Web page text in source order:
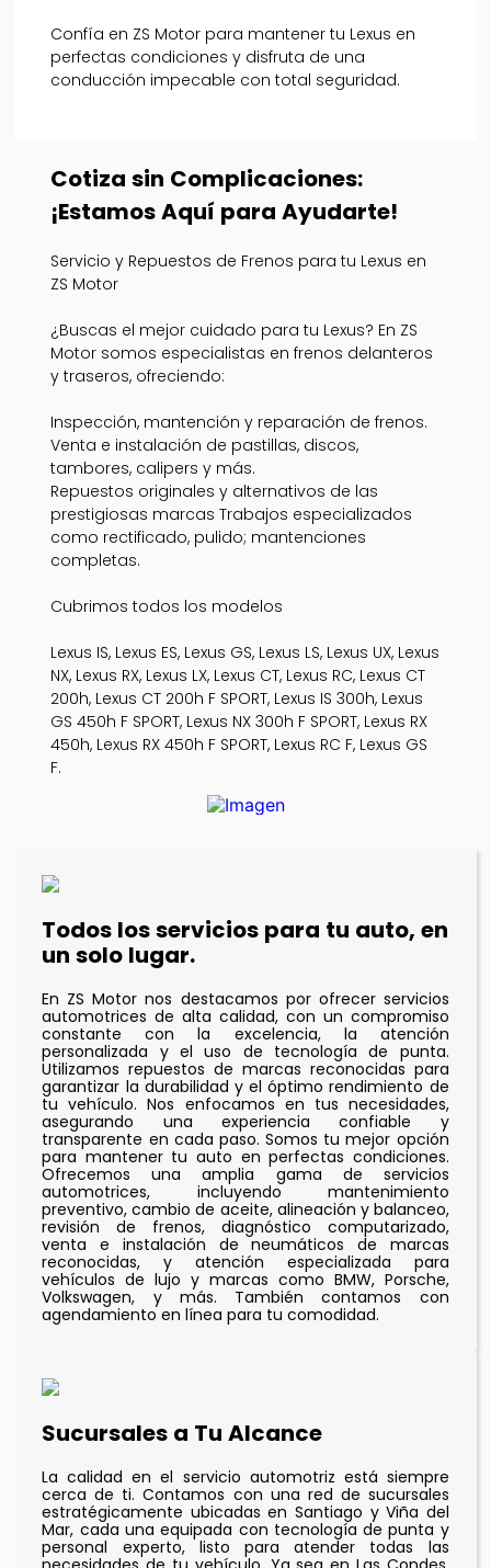
Confía en ZS Motor para mantener tu Lexus en
perfectas condiciones y disfruta de una
conducción impecable con total seguridad.
Cotiza sin Complicaciones:
¡Estamos Aquí para Ayudarte!
Servicio y Repuestos de Frenos para tu Lexus en
ZS Motor
¿Buscas el mejor cuidado para tu Lexus? En ZS
Motor somos especialistas en frenos delanteros
y traseros, ofreciendo:
Inspección, mantención y reparación de frenos.
Venta e instalación de pastillas, discos,
tambores, calipers y más.
Repuestos originales y alternativos de las
prestigiosas marcas Trabajos especializados
como rectificado, pulido; mantenciones
completas.
Cubrimos todos los modelos
Lexus IS, Lexus ES, Lexus GS, Lexus LS, Lexus UX, Lexus
NX, Lexus RX, Lexus LX, Lexus CT, Lexus RC, Lexus CT
200h, Lexus CT 200h F SPORT, Lexus IS 300h, Lexus
GS 450h F SPORT, Lexus NX 300h F SPORT, Lexus RX
450h, Lexus RX 450h F SPORT, Lexus RC F, Lexus GS
F.
Todos los servicios para tu auto, en
un solo lugar.
En ZS Motor nos destacamos por ofrecer servicios
automotrices de alta calidad, con un compromiso
constante con la excelencia, la atención
personalizada y el uso de tecnología de punta.
Utilizamos repuestos de marcas reconocidas para
garantizar la durabilidad y el óptimo rendimiento de
tu vehículo. Nos enfocamos en tus necesidades,
asegurando una experiencia confiable y
transparente en cada paso. Somos tu mejor opción
para mantener tu auto en perfectas condiciones.
Ofrecemos una amplia gama de servicios
automotrices, incluyendo mantenimiento
preventivo, cambio de aceite, alineación y balanceo,
revisión de frenos, diagnóstico computarizado,
venta e instalación de neumáticos de marcas
reconocidas, y atención especializada para
vehículos de lujo y marcas como BMW, Porsche,
Volkswagen, y más. También contamos con
agendamiento en línea para tu comodidad.
Sucursales a Tu Alcance
La calidad en el servicio automotriz está siempre
cerca de ti. Contamos con una red de sucursales
estratégicamente ubicadas en Santiago y Viña del
Mar, cada una equipada con tecnología de punta y
personal experto, listo para atender todas las